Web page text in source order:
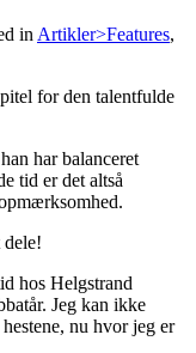
in Artikler>Features,
for den talentfulde
har balanceret
tid er det altså
dele!
hos Helgstrand
Jeg kan ikke
nu hvor jeg er